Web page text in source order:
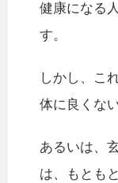
健康になる
す。
しかし、こ
体に良くな
あるいは、
は、もとも